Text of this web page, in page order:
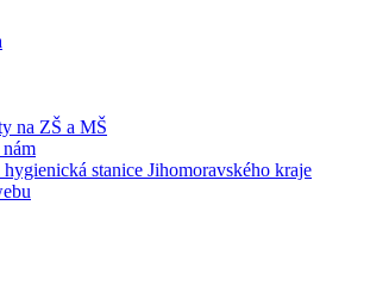
na ZŠ a MŠ
stanice Jihomoravského kraje